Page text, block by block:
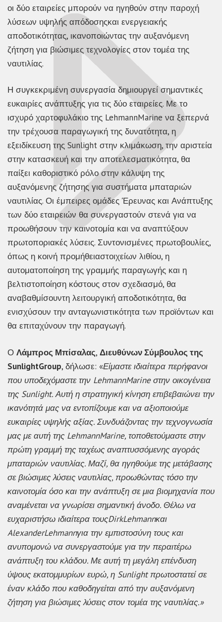
οι δύο εταιρείες μπορούν να ηγηθούν στην παροχή
λύσεων υψηλής απόδοσηςκαι ενεργειακής
αποδοτικότητας, ικανοποιώντας την αυξανόμενη
ζήτηση για βιώσιμες τεχνολογίες στον τομέα της
ναυτιλίας.
Η συγκεκριμένη συνεργασία δημιουργεί σημαντικές
ευκαιρίες ανάπτυξης για τις δύο εταιρείες. Με το
ισχυρό χαρτοφυλάκιο της LehmannMarine να ξεπερνά
την τρέχουσα παραγωγική της δυνατότητα, η
εξειδίκευση της Sunlight στην κλιμάκωση, την αριστεία
στην κατασκευή και την αποτελεσματικότητα, θα
παίξει καθοριστικό ρόλο στην κάλυψη της
αυξανόμενης ζήτησης για συστήματα μπαταριών
ναυτιλίας. Οι έμπειρες ομάδες Έρευνας και Ανάπτυξης
των δύο εταιρειών θα συνεργαστούν στενά για να
προωθήσουν την καινοτομία και να αναπτύξουν
πρωτοποριακές λύσεις. Συντονισμένες πρωτοβουλίες,
όπως η κοινή προμήθειαστοιχείων λιθίου, η
αυτοματοποίηση της γραμμής παραγωγής και η
βελτιστοποίηση κόστους στον σχεδιασμό, θα
αναβαθμίσουντη λειτουργική αποδοτικότητα, θα
ενισχύσουν την ανταγωνιστικότητα των προϊόντων και
θα επιταχύνουν την παραγωγή.
Ο Λάμπρος Μπίσαλας, Διευθύνων Σύμβουλος της
SunlightGroup, δήλωσε: «Είμαστε ιδιαίτερα περήφανοι
που υποδεχόμαστε την LehmannMarineστην οικογένεια
της Sunlight. Αυτή η στρατηγική κίνηση επιβεβαιώνει την
ικανότητά μας να εντοπίζουμε και να αξιοποιούμε
ευκαιρίες υψηλής αξίας. Συνδυάζοντας την τεχνογνωσία
μας με αυτή της LehmannMarine, τοποθετούμαστε στην
πρώτη γραμμή της ταχέως αναπτυσσόμενης αγοράς
μπαταριών ναυτιλίας. Μαζί, θα ηγηθούμε της μετάβασης
σε βιώσιμες λύσεις ναυτιλίας, προωθώντας τόσο την
καινοτομία όσο και την ανάπτυξη σε μια βιομηχανία που
αναμένεται να γνωρίσει σημαντική άνοδο. Θέλω να
ευχαριστήσω ιδιαίτερα τουςDirkLehmannκαι
AlexanderLehmannγια την εμπιστοσύνη τους και
ανυπομονώ να συνεργαστούμε για την περαιτέρω
ανάπτυξη του κλάδου. Με αυτή τη μεγάλη επένδυση
ύψους εκατομμυρίων ευρώ, η Sunlight πρωτοστατεί σε
έναν κλάδο που καθοδηγείται από την αυξανόμενη
ζήτηση για βιώσιμες λύσεις στον τομέα της ναυτιλίας.»